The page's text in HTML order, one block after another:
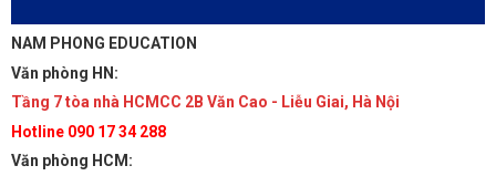
NAM PHONG EDUCATION
Văn phòng HN:
Tầng 7 tòa nhà HCMCC 2B Văn Cao - Liễu Giai, Hà Nội
Hotline 090 17 34 288
Văn phòng HCM: